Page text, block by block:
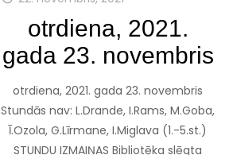
otrdiena, 2021.
gada 23. novembris
otrdiena, 2021. gada 23. novembris
Stundās nav: L.Drande, I.Rams, M.Goba,
Ī.Ozola, G.Līrmane, I.Miglava (1.-5.st.)
STUNDU IZMAIŅAS Bibliotēka slēgta